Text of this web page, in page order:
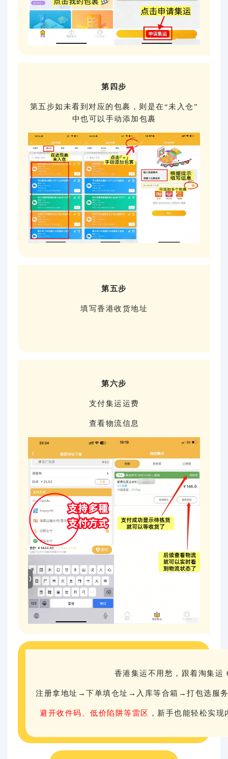
第四步
第五步如未看到对应的包裹，则是在“未入仓”
中也可以手动添加包裹
第五步
填写香港收货地址
第六步
支付集运运费
查看物流信息
香港集运不用愁，跟着淘集运
注册拿地址→下单填仓址→入库等合箱→打包选服
避开收件码、低价陷阱等雷区 ，新手也能轻松实